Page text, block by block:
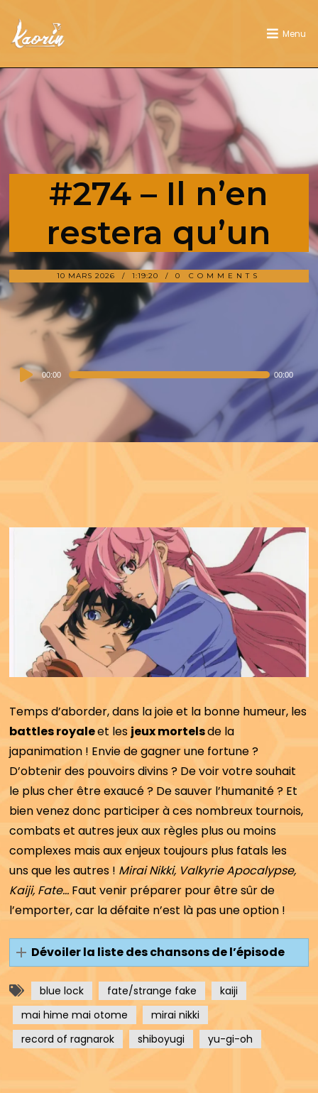
Menu
#274 – Il n’en
restera qu’un
10 MARS 2026 1:19:20 0 COMMENTS
Audio
Player
00:00 00:00
Temps d’aborder, dans la joie et la bonne humeur, les
battles royaleet les jeux mortelsde la
japanimation ! Envie de gagner une fortune ?
D’obtenir des pouvoirs divins ? De voir votre souhait
le plus cher être exaucé ? De sauver l’humanité ? Et
bien venez donc participer à ces nombreux tournois,
combats et autres jeux aux règles plus ou moins
complexes mais aux enjeux toujours plus fatals les
uns que les autres ! Mirai Nikki, Valkyrie Apocalypse,
Kaiji, Fate… Faut venir préparer pour être sûr de
l’emporter, car la défaite n’est là pas une option !
Dévoiler la liste des chansons de l’épisode
blue lock fate/strange fake
kaiji
mai hime mai otome
mirai nikki
record of ragnarok
shiboyugi yu-gi-oh